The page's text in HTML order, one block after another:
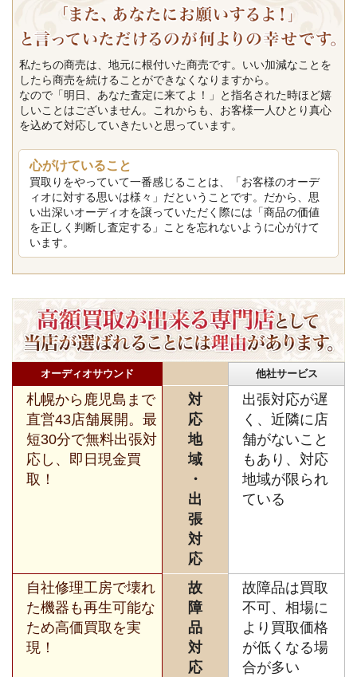
私たちの商売は、地元に根付いた商売です。いい加減なことを
したら商売を続けることができなくなりますから。
なので「明日、あなた査定に来てよ！」と指名された時ほど嬉
しいことはございません。これからも、お客様一人ひとり真心
を込めて対応していきたいと思っています。
心がけていること
買取りをやっていて一番感じることは、「お客様のオーデ
ィオに対する思いは様々」だということです。だから、思
い出深いオーディオを譲っていただく際には「商品の価値
を正しく判断し査定する」ことを忘れないように心がけて
います。
オーディオサウンド 他社サービス
札幌から鹿児島まで
直営43店舗展開。最
短30分で無料出張対
応し、即日現金買
取！
対
応
地
域
・
出
張
対
応
出張対応が遅
く、近隣に店
舗がないこと
もあり、対応
地域が限られ
ている
自社修理工房で壊れ
た機器も再生可能な
ため高価買取を実
現！
故
障
品
対
応
故障品は買取
不可、相場に
より買取価格
が低くなる場
合が多い